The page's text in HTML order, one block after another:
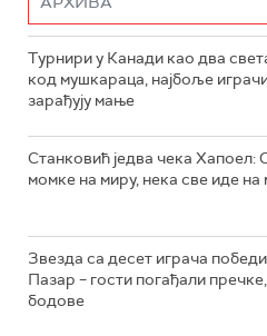
Турнири у Канади као два
код мушкараца, најбоље
зарађују мање
Станковић једва чека Хапоел:
момке на миру, нека све иде на
Звезда са десет играча
Пазар – гости погађали
бодове